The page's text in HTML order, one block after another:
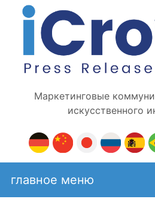
Маркетинговые
искусственного
главное меню